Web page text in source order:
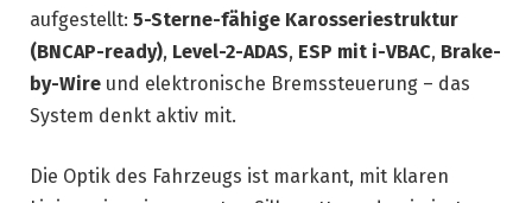
aufgestellt: 5-Sterne-fähige Karosseriestruktur
(BNCAP-ready), Level-2-ADAS, ESP mit i-VBAC, Brake-
by-Wire und elektronische Bremssteuerung – das
System denkt aktiv mit.
Die Optik des Fahrzeugs ist markant, mit klaren